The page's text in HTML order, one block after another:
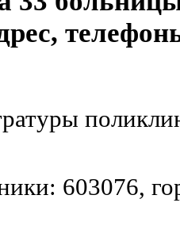
603076,